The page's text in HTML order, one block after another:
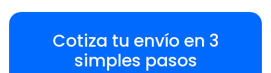
Cotiza tu envío en 3
simples pasos